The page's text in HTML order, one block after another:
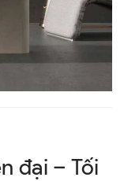
đại – Tối